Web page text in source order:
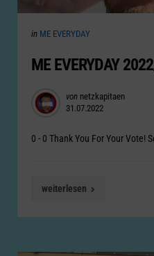
Categories
Posted
in ME EVERYDAY
ME EVERYDAY
Posted
by
von netzkapitaen
31.07.2022
0 - 0 Thank You For Your Vote!
weiterlesen